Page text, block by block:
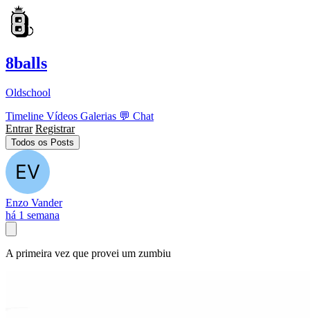
8balls
Oldschool
Timeline Vídeos Galerias 💬 Chat
Entrar Registrar
Todos os Posts
Enzo Vander
há 1 semana
A primeira vez que provei um zumbiu